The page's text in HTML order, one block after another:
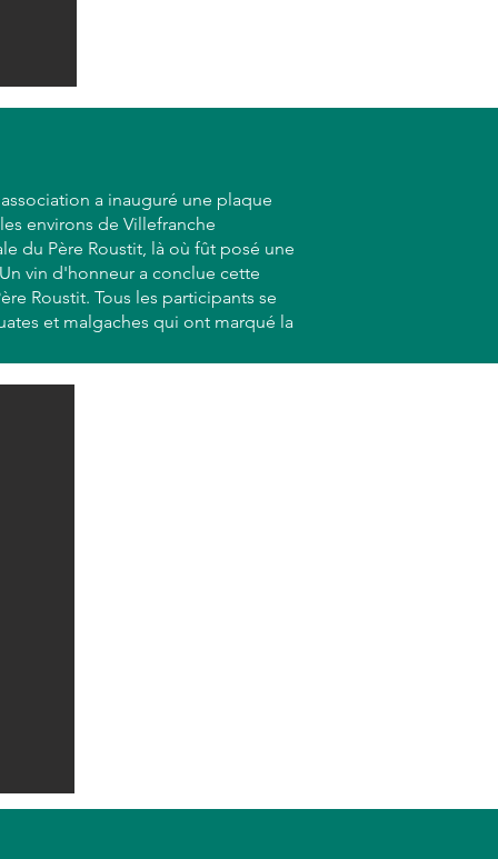
a inauguré une plaque
environs de Villefranche
du Père Roustit, là où fût posé une
vin d'honneur a conclue cette
Roustit. Tous les participants se
et malgaches qui ont marqué la